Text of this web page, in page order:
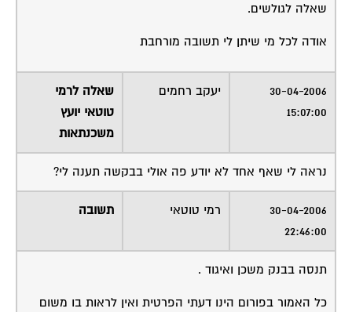
שאלה לגולשים.
אודה לכל מי שיתן לי תשובה מורחבת
30-04-2006
15:07:00
יעקב רחמים
שאלה לרמי
טוטאי יועץ
משכנתאות
נראה לי שאף אחד לא יודע פה אולי בבקשה תענה לי?
30-04-2006
22:46:00
רמי טוטאי תשובה
תנסה בבנק משכן ואיגוד .
כל האמור בפורום הינו דעתי הפרטית ואין לראות בו משום